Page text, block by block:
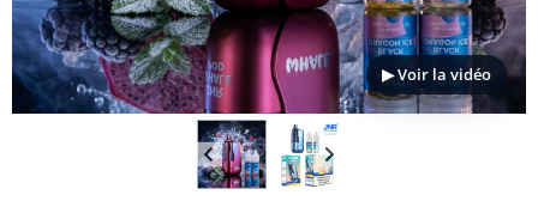
▶ Voir la vidéo